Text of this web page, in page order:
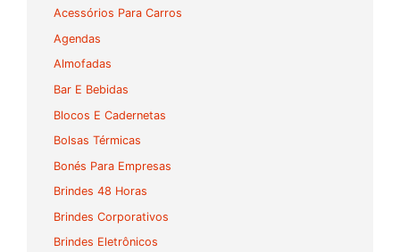
Acessórios Para Carros
Agendas
Almofadas
Bar E Bebidas
Blocos E Cadernetas
Bolsas Térmicas
Bonés Para Empresas
Brindes 48 Horas
Brindes Corporativos
Brindes Eletrônicos